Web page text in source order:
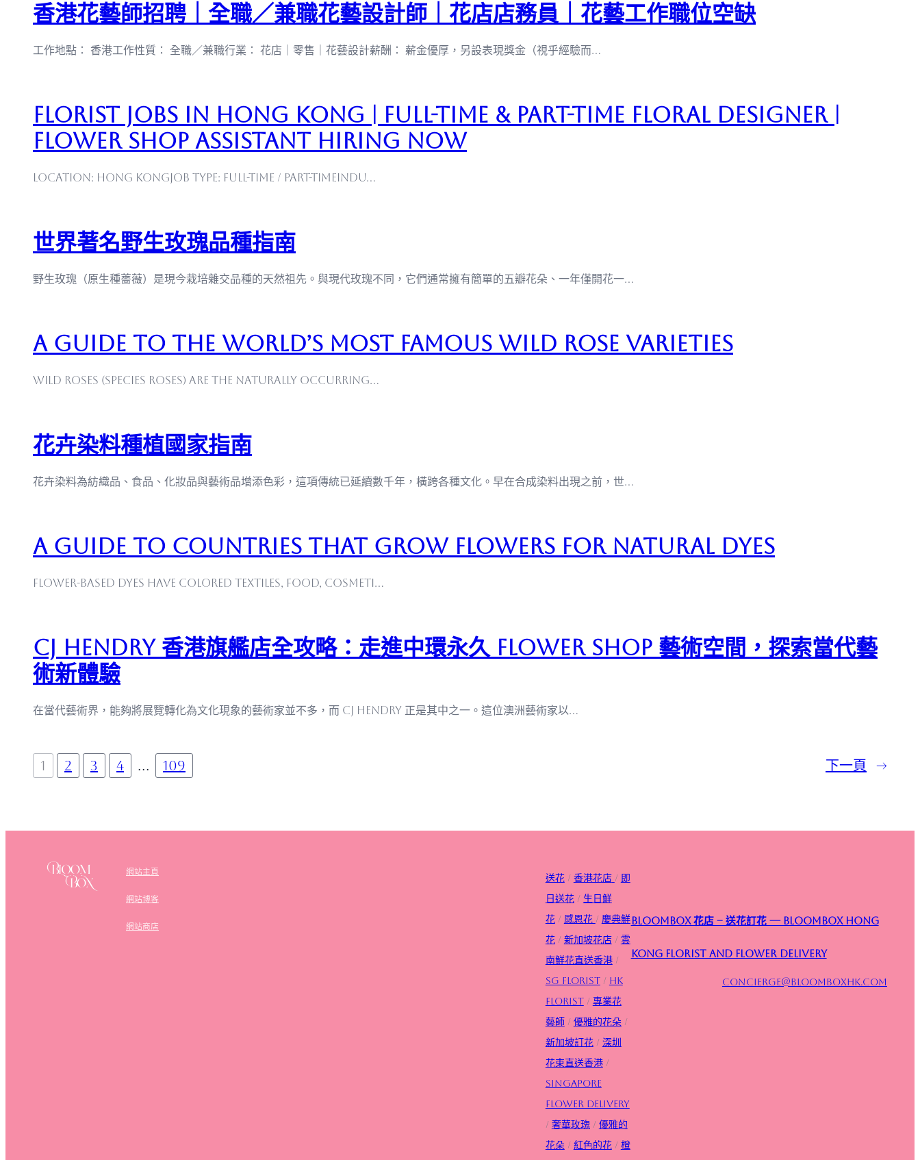
香港花藝師招聘｜全職／兼職花藝設計師｜花店店務員｜花藝工作職位空缺
工作地點： 香港工作性質： 全職／兼職行業： 花店｜零售｜花藝設計薪酬： 薪金優厚，另設表現獎金（視乎經驗而…
Florist Jobs in Hong Kong | Full-Time & Part-Time Floral Designer |
Flower Shop Assistant Hiring Now
Location: Hong KongJob Type: Full-Time / Part-TimeIndu…
世界著名野生玫瑰品種指南
野生玫瑰（原生種薔薇）是現今栽培雜交品種的天然祖先。與現代玫瑰不同，它們通常擁有簡單的五瓣花朵、一年僅開花一…
A Guide to the World’s Most Famous Wild Rose Varieties
Wild roses (species roses) are the naturally occurring…
花卉染料種植國家指南
花卉染料為紡織品、食品、化妝品與藝術品增添色彩，這項傳統已延續數千年，橫跨各種文化。早在合成染料出現之前，世…
A Guide to Countries That Grow Flowers for Natural Dyes
Flower-based dyes have colored textiles, food, cosmeti…
CJ Hendry 香港旗艦店全攻略：走進中環永久 Flower Shop 藝術空間，探索當代藝
術新體驗
在當代藝術界，能夠將展覽轉化為文化現象的藝術家並不多，而 CJ Hendry 正是其中之一。這位澳洲藝術家以…
1 2 3 4 … 109 下一頁 →
網站主頁
網站博客
網站商店
送花/ 香港花店 / 即
日送花/ 生日鮮
花/ 感恩花 / 慶典鮮
花/ 新加坡花店/ 雲
南鮮花直送香港/
SG FLorist/ HK
Florist/ 專業花
藝師 / 優雅的花朵 /
新加坡訂花/ 深圳
花束直送香港/
Singapore
flower delivery
/ 奢華玫瑰/ 優雅的
花朵 / 紅色的花/ 橙
Bloombox 花店 – 送花訂花 — Bloombox Hong
Kong Florist and Flower Delivery
concierge@bloomboxhk.com